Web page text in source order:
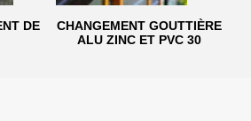
DE
CHANGEMENT GOUTTIÈRE
ALU ZINC ET PVC 30